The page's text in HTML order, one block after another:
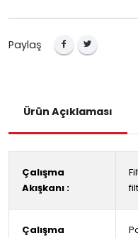
Paylaş
Ürün Açıklaması
Çalışma
Akışkanı :
Çalışma